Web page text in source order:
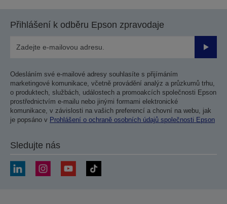
Přihlášení k odběru Epson zpravodaje
Odesláním své e-mailové adresy souhlasíte s přijímáním
marketingové komunikace, včetně provádění analýz a průzkumů trhu,
o produktech, službách, událostech a promoakcích společnosti Epson
prostřednictvím e-mailu nebo jinými formami elektronické
komunikace, v závislosti na vašich preferencí a chovní na webu, jak
je popsáno v Prohlášení o ochraně osobních údajů společnosti Epson
Sledujte nás